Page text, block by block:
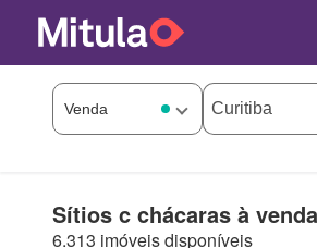
Sítios c chácaras à
6.313 imóveis disponíveis